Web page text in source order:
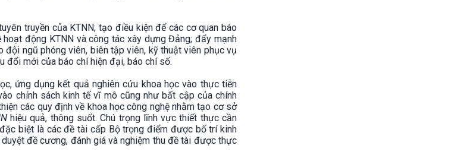
truyền của KTNN; tạo điều kiện để các cơ quan báo
động KTNN và công tác xây dựng Đảng; đẩy mạnh
đội ngũ phóng viên, biên tập viên, kỹ thuật viên phục vụ
đổi mới của báo chí hiện đại, báo chí số.
ứng dụng kết quả nghiên cứu khoa học vào thực tiễn
chính sách kinh tế vĩ mô cũng như bất cập của chính
các quy định về khoa học công nghệ nhằm tạo cơ sở
hiệu quả, thông suốt. Chú trọng lĩnh vực thiết thực cần
biệt là các đề tài cấp Bộ trọng điểm được bố trí kinh
đề cương, đánh giá và nghiệm thu đề tài được thực